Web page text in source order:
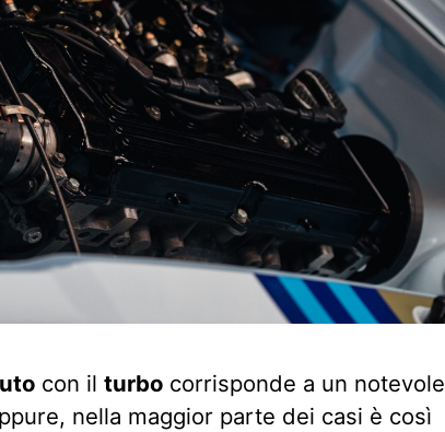
con il turbo corrisponde a un notevole
nella maggior parte dei casi è così